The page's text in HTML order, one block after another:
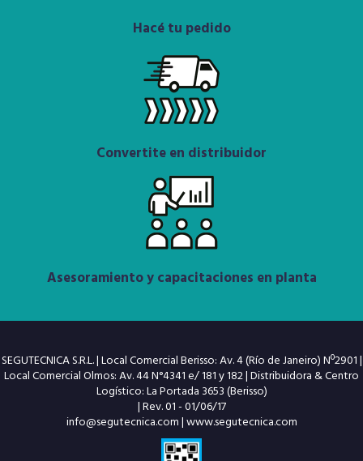
Hacé tu pedido
Convertite en distribuidor
Asesoramiento y capacitaciones en planta
SEGUTECNICA S.R.L. | Local Comercial Berisso: Av. 4 (Río de Janeiro) Nº2901 |
Local Comercial Olmos: Av. 44 N°4341 e/ 181 y 182 | Distribuidora & Centro
Logístico: La Portada 3653 (Berisso)
| Rev. 01 - 01/06/17
info@segutecnica.com|www.segutecnica.com